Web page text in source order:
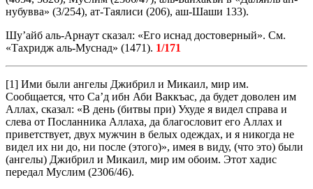
нубувва» (3/254), ат-Таялиси (206), аш-Шаши 133).
Шу’айб аль-Арнаут сказал: «Его иснад достоверный». См.
«Тахридж аль-Муснад» (1471). 1/171
[1] Ими были ангелы Джибрил и Микаил, мир им.
Сообщается, что Са’д ибн Аби Ваккъас, да будет доволен им
Аллах, сказал: «В день (битвы при) Ухуде я видел справа и
слева от Посланника Аллаха, да благословит его Аллах и
приветствует, двух мужчин в белых одеждах, и я никогда не
видел их ни до, ни после (этого)», имея в виду, (что это) были
(ангелы) Джибрил и Микаил, мир им обоим. Этот хадис
передал Муслим (2306/46).